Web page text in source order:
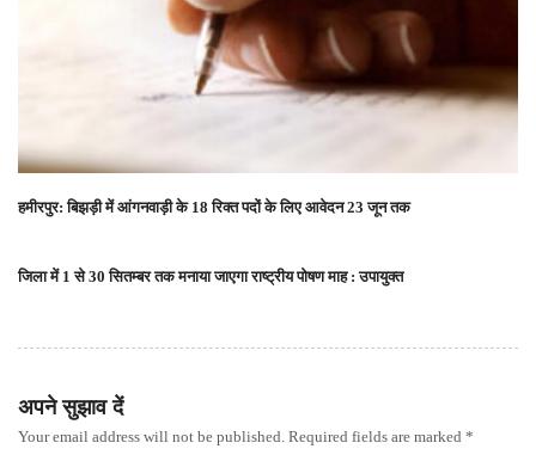
हमीरपुर: बिझड़ी में आंगनवाड़ी के 18 रिक्त पदों के लिए आवेदन 23 जून तक
जिला में 1 से 30 सितम्बर तक मनाया जाएगा राष्ट्रीय पोषण माह : उपायुक्त
अपने सुझाव दें
Your email address will not be published. Required fields are marked *